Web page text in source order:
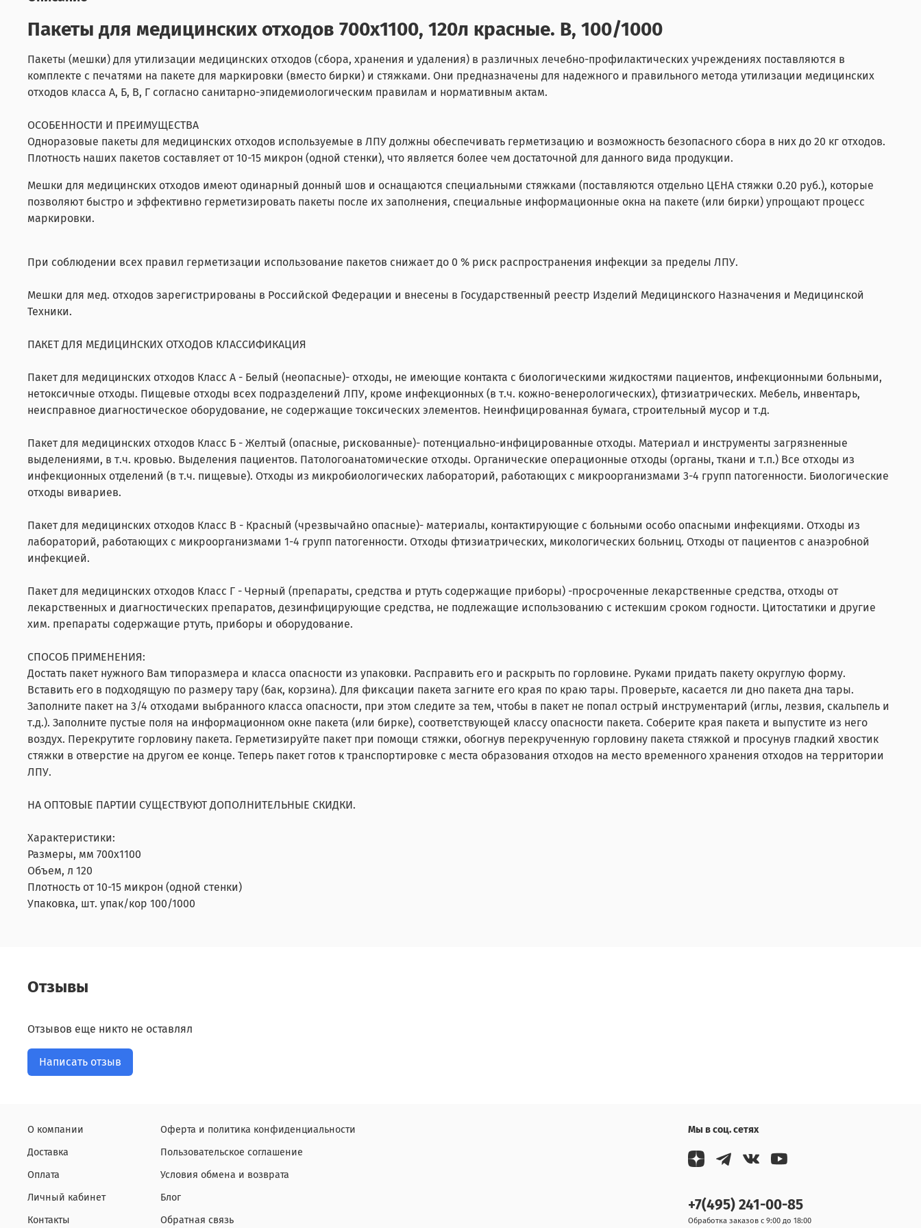
Пакеты для медицинских отходов 700х1100, 120л красные. В, 100/1000
Пакеты (мешки) для утилизации медицинских отходов (сбора, хранения и удаления) в различных лечебно-профилактических учреждениях поставляются в
комплекте с печатями на пакете для маркировки (вместо бирки) и стяжками. Они предназначены для надежного и правильного метода утилизации медицинских
отходов класса А, Б, В, Г согласно санитарно-эпидемиологическим правилам и нормативным актам.
ОСОБЕННОСТИ И ПРЕИМУЩЕСТВА
Одноразовые пакеты для медицинских отходов используемые в ЛПУ должны обеспечивать герметизацию и возможность безопасного сбора в них до 20 кг отходов.
Плотность наших пакетов составляет от 10-15 микрон (одной стенки), что является более чем достаточной для данного вида продукции.
Мешки для медицинских отходов имеют одинарный донный шов и оснащаются специальными стяжками (поставляются отдельно ЦЕНА стяжки 0.20 руб.), которые
позволяют быстро и эффективно герметизировать пакеты после их заполнения, специальные информационные окна на пакете (или бирки) упрощают процесс
маркировки.
При соблюдении всех правил герметизации использование пакетов снижает до 0 % риск распространения инфекции за пределы ЛПУ.
Мешки для мед. отходов зарегистрированы в Российской Федерации и внесены в Государственный реестр Изделий Медицинского Назначения и Медицинской
Техники.
ПАКЕТ ДЛЯ МЕДИЦИНСКИХ ОТХОДОВ КЛАССИФИКАЦИЯ
Пакет для медицинских отходов Класс А - Белый (неопасные)- отходы, не имеющие контакта с биологическими жидкостями пациентов, инфекционными больными,
нетоксичные отходы. Пищевые отходы всех подразделений ЛПУ, кроме инфекционных (в т.ч. кожно-венерологических), фтизиатрических. Мебель, инвентарь,
неисправное диагностическое оборудование, не содержащие токсических элементов. Неинфицированная бумага, строительный мусор и т.д.
Пакет для медицинских отходов Класс Б - Желтый (опасные, рискованные)- потенциально-инфицированные отходы. Материал и инструменты загрязненные
выделениями, в т.ч. кровью. Выделения пациентов. Патологоанатомические отходы. Органические операционные отходы (органы, ткани и т.п.) Все отходы из
инфекционных отделений (в т.ч. пищевые). Отходы из микробиологических лабораторий, работающих с микроорганизмами 3-4 групп патогенности. Биологические
отходы вивариев.
Пакет для медицинских отходов Класс В - Красный (чрезвычайно опасные)- материалы, контактирующие с больными особо опасными инфекциями. Отходы из
лабораторий, работающих с микроорганизмами 1-4 групп патогенности. Отходы фтизиатрических, микологических больниц. Отходы от пациентов с анаэробной
инфекцией.
Пакет для медицинских отходов Класс Г - Черный (препараты, средства и ртуть содержащие приборы) -просроченные лекарственные средства, отходы от
лекарственных и диагностических препаратов, дезинфицирующие средства, не подлежащие использованию с истекшим сроком годности. Цитостатики и другие
хим. препараты содержащие ртуть, приборы и оборудование.
СПОСОБ ПРИМЕНЕНИЯ:
Достать пакет нужного Вам типоразмера и класса опасности из упаковки. Расправить его и раскрыть по горловине. Руками придать пакету округлую форму.
Вставить его в подходящую по размеру тару (бак, корзина). Для фиксации пакета загните его края по краю тары. Проверьте, касается ли дно пакета дна тары.
Заполните пакет на 3/4 отходами выбранного класса опасности, при этом следите за тем, чтобы в пакет не попал острый инструментарий (иглы, лезвия, скальпель и
т.д.). Заполните пустые поля на информационном окне пакета (или бирке), соответствующей классу опасности пакета. Соберите края пакета и выпустите из него
воздух. Перекрутите горловину пакета. Герметизируйте пакет при помощи стяжки, обогнув перекрученную горловину пакета стяжкой и просунув гладкий хвостик
стяжки в отверстие на другом ее конце. Теперь пакет готов к транспортировке с места образования отходов на место временного хранения отходов на территории
ЛПУ.
НА ОПТОВЫЕ ПАРТИИ СУЩЕСТВУЮТ ДОПОЛНИТЕЛЬНЫЕ СКИДКИ.
Характеристики:
Размеры, мм 700х1100
Объем, л 120
Плотность от 10-15 микрон (одной стенки)
Упаковка, шт. упак/кор 100/1000
Отзывы
Отзывов еще никто не оставлял
Написать отзыв
О компании
Доставка
Оплата
Личный кабинет
Контакты
Оферта и политика конфиденциальности
Пользовательское соглашение
Условия обмена и возврата
Блог
Обратная связь
Мы в соц. сетях
+7(495) 241-00-85
Обработка заказов с 9:00 до 18:00